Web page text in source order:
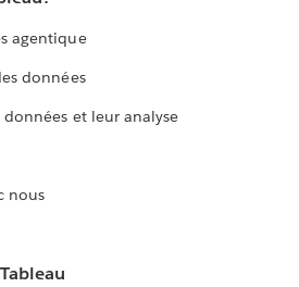
agentique
données
et leur analyse
nous